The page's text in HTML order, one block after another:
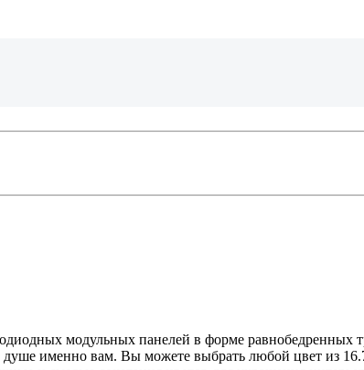
модульных панелей в форме равнобедренных
душе именно вам. Вы можете выбрать любой цвет из